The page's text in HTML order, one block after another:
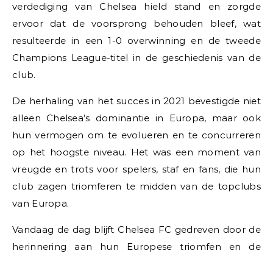
verdediging van Chelsea hield stand en zorgde
ervoor dat de voorsprong behouden bleef, wat
resulteerde in een 1-0 overwinning en de tweede
Champions League-titel in de geschiedenis van de
club.
De herhaling van het succes in 2021 bevestigde niet
alleen Chelsea’s dominantie in Europa, maar ook
hun vermogen om te evolueren en te concurreren
op het hoogste niveau. Het was een moment van
vreugde en trots voor spelers, staf en fans, die hun
club zagen triomferen te midden van de topclubs
van Europa.
Vandaag de dag blijft Chelsea FC gedreven door de
herinnering aan hun Europese triomfen en de